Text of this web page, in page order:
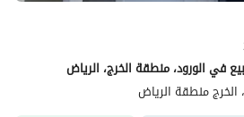
الخرج منطقة الرياض